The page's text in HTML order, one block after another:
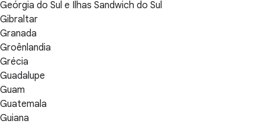
Geórgia do Sul e Ilhas Sandwich do Sul
Gibraltar
Granada
Groênlandia
Grécia
Guadalupe
Guam
Guatemala
Guiana